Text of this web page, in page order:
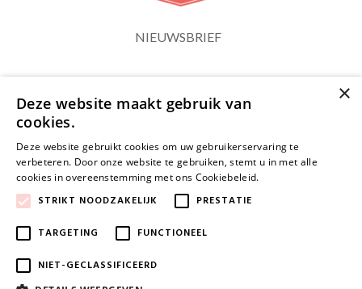
NIEUWSBRIEF
×
Deze website maakt gebruik van
cookies.
Deze website gebruikt cookies om uw gebruikerservaring te
verbeteren. Door onze website te gebruiken, stemt u in met alle
cookies in overeenstemming met ons Cookiebeleid.
STRIKT NOODZAKELIJK
PRESTATIE
TARGETING
FUNCTIONEEL
NIET-GECLASSIFICEERD